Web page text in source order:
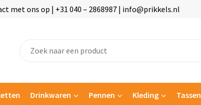
met ons op | +31 040 – 2868987 | info@prikkels.nl
Drinkwaren Pennen Kleding Tassen